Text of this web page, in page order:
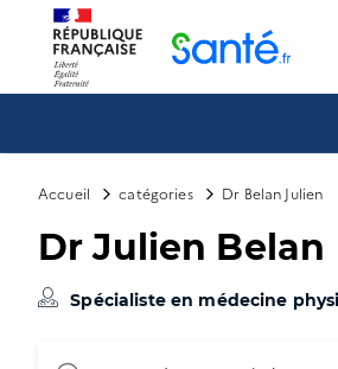
Accueil catégories Dr Belan Julien
Dr Julien Belan
Spécialiste en médecine
Panneau de gestion des cookies